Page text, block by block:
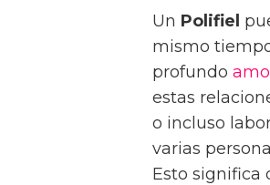
Un Polifiel
mismo
profundo
estas
o incluso
varias
Esto significa